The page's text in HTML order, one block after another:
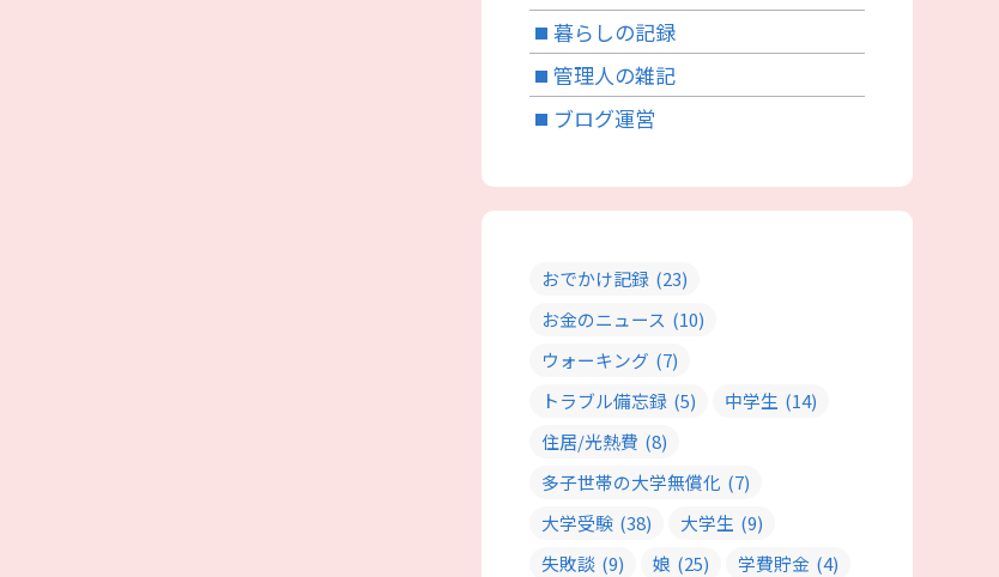
暮らしの記録
管理人の雑記
ブログ運営
おでかけ記録 (23)
お金のニュース (10)
ウォーキング (7)
トラブル備忘録 (5) 中学生 (14)
住居/光熱費 (8)
多子世帯の大学無償化 (7)
大学受験 (38) 大学生 (9)
失敗談 (9) 娘 (25) 学費貯金 (4)